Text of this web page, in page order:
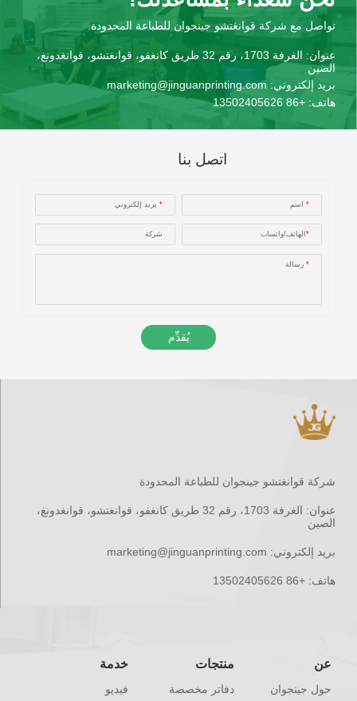
تواصل مع شركة قوانغتشو جينجوان للطباعة المحدودة.
عنوان:
الغرفة 1703، رقم 32 طريق كانغفو، قوانغتشو، قوانغدونغ،
الصين
بريد إلكتروني: marketing@jinguanprinting.com
هاتف: +86 13502405626
اتصل بنا
* اسم * بريد إلكتروني
*الهاتف/واتساب شركة
* رسالة
يُقدِّم
شركة قوانغتشو جينجوان للطباعة المحدودة
عنوان:
الغرفة 1703، رقم 32 طريق كانغفو، قوانغتشو، قوانغدونغ،
الصين
بريد إلكتروني: marketing@jinguanprinting.com
هاتف: +86 13502405626
عن
حول جينجوان
منتجات
دفاتر مخصصة
خدمة
فيديو